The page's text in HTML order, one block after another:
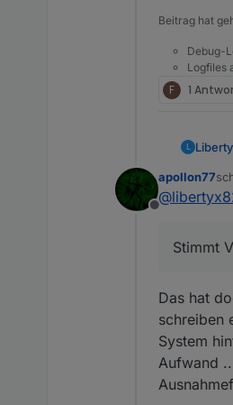
Beitrag hat
Debug-
Logfiles
F 1
L
Offline
apollon77
@
Stimmt
Das hat
schreiben
System
Aufwand